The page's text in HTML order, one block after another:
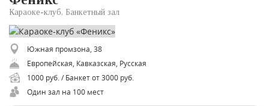
Караоке-клуб, Банкетный зал
Южная промзона, 38
Европейская, Кавказская, Русская
1000 руб. / Банкет от 3000 руб.
Один зал на 100 мест